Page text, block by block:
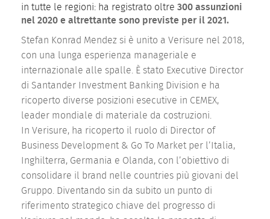
in tutte le regioni: ha registrato oltre 300 assunzioni
nel 2020 e altrettante sono previste per il 2021.
Stefan Konrad Mendez si è unito a Verisure nel 2018,
con una lunga esperienza manageriale e
internazionale alle spalle. È stato Executive Director
di Santander Investment Banking Division e ha
ricoperto diverse posizioni esecutive in CEMEX,
leader mondiale di materiale da costruzioni.
In Verisure, ha ricoperto il ruolo di Director of
Business Development & Go To Market per l’Italia,
Inghilterra, Germania e Olanda, con l’obiettivo di
consolidare il brand nelle countries più giovani del
Gruppo. Diventando sin da subito un punto di
riferimento strategico chiave del progresso di